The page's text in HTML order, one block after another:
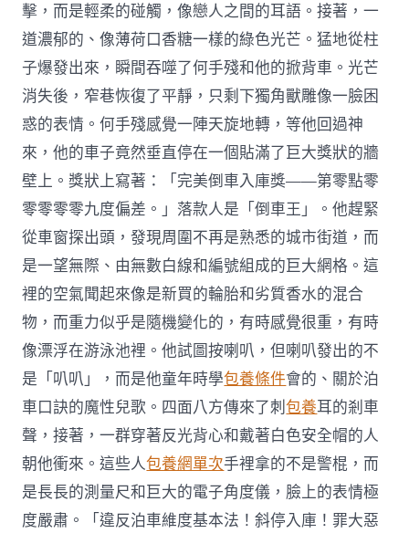
擊，而是輕柔的碰觸，像戀人之間的耳語。接著，一
道濃郁的、像薄荷口香糖一樣的綠色光芒。猛地從柱
子爆發出來，瞬間吞噬了何手殘和他的掀背車。光芒
消失後，窄巷恢復了平靜，只剩下獨角獸雕像一臉困
惑的表情。何手殘感覺一陣天旋地轉，等他回過神
來，他的車子竟然垂直停在一個貼滿了巨大獎狀的牆
壁上。獎狀上寫著：「完美倒車入庫獎——第零點零
零零零零九度偏差。」落款人是「倒車王」。他趕緊
從車窗探出頭，發現周圍不再是熟悉的城市街道，而
是一望無際、由無數白線和編號組成的巨大網格。這
裡的空氣聞起來像是新買的輪胎和劣質香水的混合
物，而重力似乎是隨機變化的，有時感覺很重，有時
像漂浮在游泳池裡。他試圖按喇叭，但喇叭發出的不
是「叭叭」，而是他童年時學包養條件會的、關於泊
車口訣的魔性兒歌。四面八方傳來了刺包養耳的剎車
聲，接著，一群穿著反光背心和戴著白色安全帽的人
朝他衝來。這些人包養網單次手裡拿的不是警棍，而
是長長的測量尺和巨大的電子角度儀，臉上的表情極
度嚴肅。「違反泊車維度基本法！斜停入庫！罪大惡